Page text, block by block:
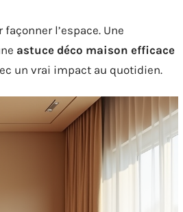
l’espace. Une
astuce déco maison efficace
un vrai impact au quotidien.